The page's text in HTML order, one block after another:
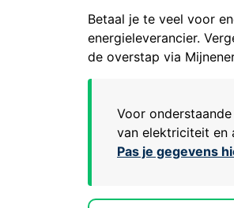
Betaal je te veel voor
energieleverancier.
de overstap via
Voor
van elektriciteit en
Pas je gegevens